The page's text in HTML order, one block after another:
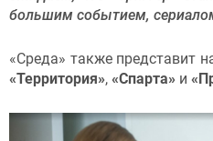
большим событием,
«Среда» также представит
«Территория», «Спарта» и